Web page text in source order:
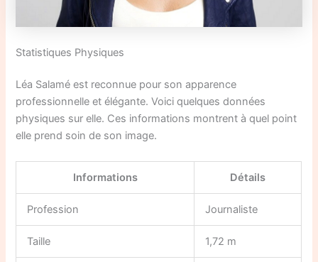
Statistiques Physiques
Léa Salamé est reconnue pour son apparence
professionnelle et élégante. Voici quelques données
physiques sur elle. Ces informations montrent à quel point
elle prend soin de son image.
Informations Détails
Profession Journaliste
Taille 1,72 m